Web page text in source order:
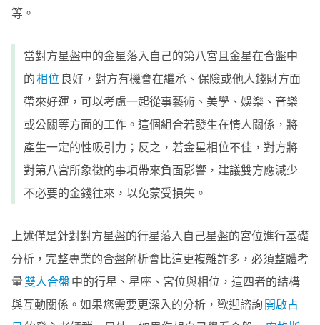
等。
當對方星盤中的金星落入自己的第八宮且金星在合盤中
的相位 良好，對方有機會在繼承、保險或他人錢財方面
帶來好運，可以考慮一起從事藝術、美學、娛樂、音樂
或公關等方面的工作。這個組合若發生在情人關係，將
產生一定的性吸引力；反之，若金星相位不佳，對方將
對第八宮所象徵的事項帶來負面影響，建議雙方應減少
不必要的金錢往來，以免蒙受損失。
上述僅是針對對方星盤的行星落入自己星盤的宮位進行基礎
分析，完整專業的合盤解析會比這更複雜許多，必須整體考
量雙人合盤中的行星、星座、宮位與相位，這四者的結構
與互動關係。如果您需要更深入的分析，歡迎諮詢開啟占